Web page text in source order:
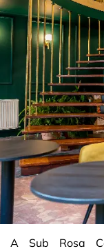
A Sub Rosa